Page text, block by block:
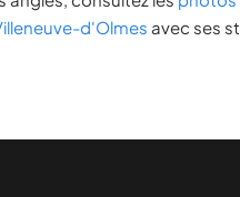
d'Olmes avec ses